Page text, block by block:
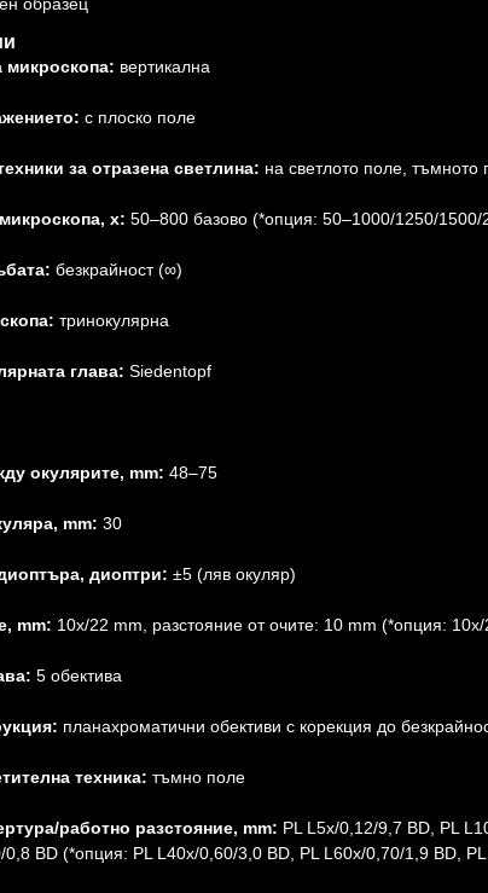
образец
микроскопа: вертикална
с плоско поле
за отразена светлина: на светлото поле,
х: 50–800 базово (*опция: 50–1000/1250/1500/
безкрайност (∞)
тринокулярна
глава: Siedentopf
окулярите, mm: 48–75
mm: 30
диоптри: ±5 (ляв окуляр)
mm: 10х/22 mm, разстояние от очите: 10 mm (*опция:
5 обектива
планахроматични обективи с корекция до
техника: тъмно поле
работно разстояние, mm: PL L5x/0,12/9,7 BD, PL
0,8 BD (*опция: PL L40x/0,60/3,0 BD, PL L60x/0,70/1,9 BD,